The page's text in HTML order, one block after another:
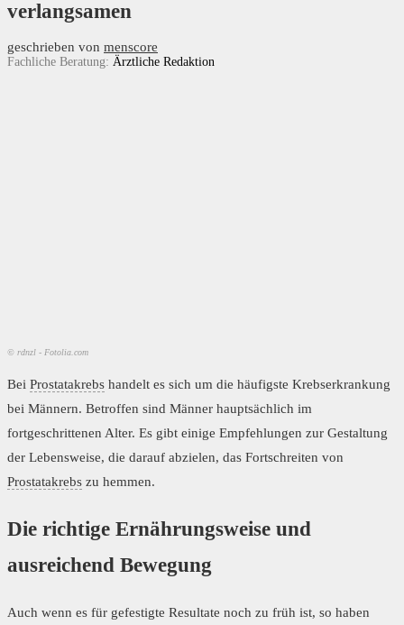
verlangsamen
geschrieben von menscore
Fachliche Beratung: Ärztliche Redaktion
© rdnzl - Fotolia.com
Bei Prostatakrebs handelt es sich um die häufigste Krebserkrankung
bei Männern. Betroffen sind Männer hauptsächlich im
fortgeschrittenen Alter. Es gibt einige Empfehlungen zur Gestaltung
der Lebensweise, die darauf abzielen, das Fortschreiten von
Prostatakrebs zu hemmen.
Die richtige Ernährungsweise und
ausreichend Bewegung
Auch wenn es für gefestigte Resultate noch zu früh ist, so haben